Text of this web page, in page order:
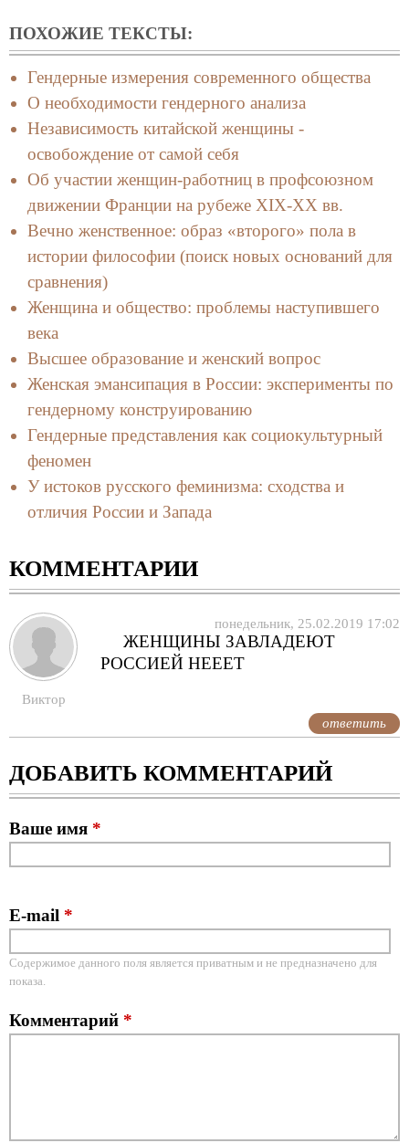
ПОХОЖИЕ ТЕКСТЫ:
Гендерные измерения современного общества
О необходимости гендерного анализа
Независимость китайской женщины -
освобождение от самой себя
Об участии женщин-работниц в профсоюзном
движении Франции на рубеже XIX-XX вв.
Вечно женственное: образ «второго» пола в
истории философии (поиск новых оснований для
сравнения)
Женщина и общество: проблемы наступившего
века
Высшее образование и женский вопрос
Женская эмансипация в России: эксперименты по
гендерному конструированию
Гендерные представления как социокультурный
феномен
У истоков русского феминизма: сходства и
отличия России и Запада
КОММЕНТАРИИ
Виктор
понедельник, 25.02.2019 17:02
ЖЕНЩИНЫ ЗАВЛАДЕЮТ
РОССИЕЙ НЕЕЕТ
ответить
ДОБАВИТЬ КОММЕНТАРИЙ
Ваше имя *
E-mail *
Содержимое данного поля является приватным и не предназначено для
показа.
Комментарий *